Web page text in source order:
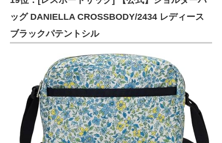
ッグ DANIELLA CROSSBODY/2434 レディース
ブラックパテントシル